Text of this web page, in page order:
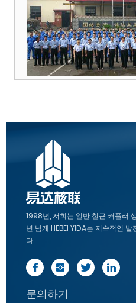
1998년, 저희는 일반 철근 커플러
년 넘게 HEBEI YIDA는 지속적인
다.
문의하기